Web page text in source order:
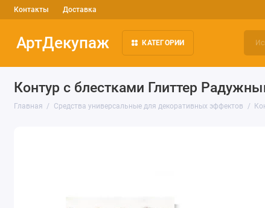
Контакты Доставка
АртДекупаж КАТЕГОРИИ
Контур с блестками Глиттер
Главная Средства универсальные для декоративных эффектов